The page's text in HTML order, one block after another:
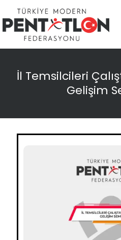
İl Temsilcileri
Gelişim